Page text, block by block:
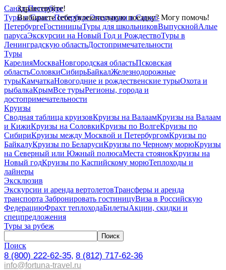
Здравствуйте!
Выбираете себе увлекательную поездку? Могу помочь!
Санкт-Петербург
Туры в Санкт-ПетербургЭкскурсии в Санкт-
ПетербургеГостиницыТуры для школьниковВыпускнойАлые
парусаЭкскурсии на Новый Год и РождествоТуры в
Ленинградскую областьДостопримечательности
Туры
КарелияМоскваНовгородская областьПсковская
областьСоловкиСибирьБайкалЖелезнодорожные
турыКамчаткаНовогодние и рождественские турыОхота и
рыбалкаКрымВсе турыРегионы, города и
достопримечательности
Круизы
Сводная таблица круизовКруизы на ВалаамКруизы на Валаам
и КижиКруизы на СоловкиКруизы по ВолгеКруизы по
СибириКруизы между Москвой и ПетербургомКруизы по
БайкалуКруизы по БеларусиКруизы по Черному морюКруизы
на Северный или Южный полюсаМеста стоянокКруизы на
Новый годКруизы по Каспийскому морюТеплоходы и
лайнеры
Эксклюзив
Экскурсии и аренда вертолетовТрансферы и аренда
транспорта Забронировать гостиницуВиза в Российскую
ФедерациюФрахт теплоходаБилетыАкции, скидки и
спецпредложения
Туры за рубеж
Поиск
8 (800) 222-62-35, 8 (812) 717-62-36
info@fortuna-travel.ru